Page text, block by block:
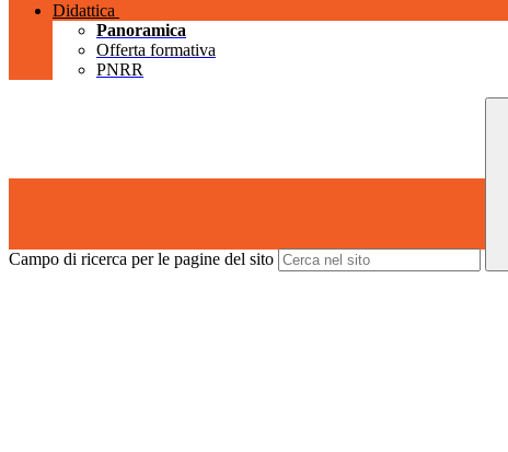
Didattica
Panoramica
Offerta formativa
PNRR
Campo di ricerca per le pagine del sito